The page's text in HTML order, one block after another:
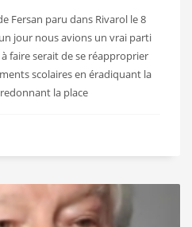
Fersan paru dans Rivarol le 8
un jour nous avions un vrai parti
faire serait de se réapproprier
scolaires en éradiquant la
la place